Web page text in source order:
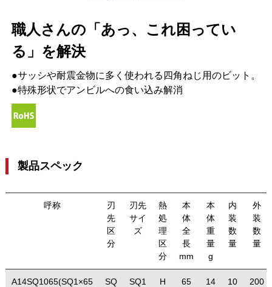
職人さんの「あっ、これ困ってい
る」を解決
●サッシや耐震金物に多く使われる四角ねじ用のビット。
●特殊形状でアンビルへの食い込み解消
製品スペック
呼称
刃
先
区
分
刃先
サイ
ズ
熱
処
理
区
分
本
体
全
長
mm
本
体
重
量
g
内
装
数
量
外
装
数
量
A14SQ1065(SQ1×65
SQ SQ1 H 65 14 10 200